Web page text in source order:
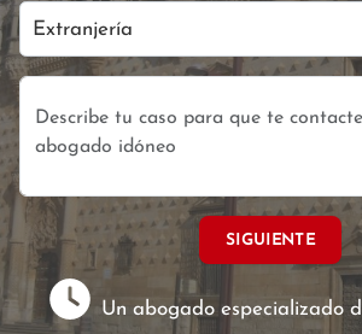
Extranjería
SIGUIENTE
Un abogado especializado